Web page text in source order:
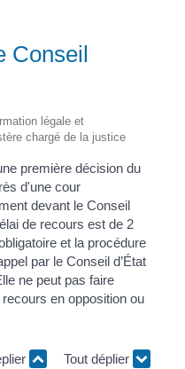
Conseil
légale et
chargé de la justice
première décision du
d'une cour
devant le Conseil
de recours est de 2
et la procédure
par le Conseil d’État
ne peut pas faire
en opposition ou
Tout déplier